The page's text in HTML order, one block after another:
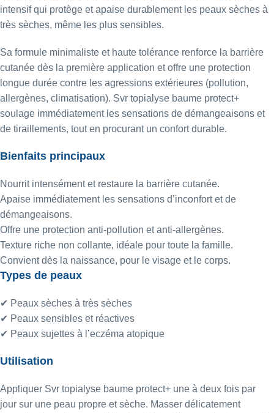
intensif qui protège et apaise durablement les peaux sèches à
très sèches, même les plus sensibles.
Sa formule minimaliste et haute tolérance renforce la barrière
cutanée dès la première application et offre une protection
longue durée contre les agressions extérieures (pollution,
allergènes, climatisation). Svr topialyse baume protect+
soulage immédiatement les sensations de démangeaisons et
de tiraillements, tout en procurant un confort durable.
Bienfaits principaux
Nourrit intensément et restaure la barrière cutanée.
Apaise immédiatement les sensations d’inconfort et de
démangeaisons.
Offre une protection anti-pollution et anti-allergènes.
Texture riche non collante, idéale pour toute la famille.
Convient dès la naissance, pour le visage et le corps.
Types de peaux
✔ Peaux sèches à très sèches
✔ Peaux sensibles et réactives
✔ Peaux sujettes à l’eczéma atopique
Utilisation
Appliquer Svr topialyse baume protect+ une à deux fois par
jour sur une peau propre et sèche. Masser délicatement